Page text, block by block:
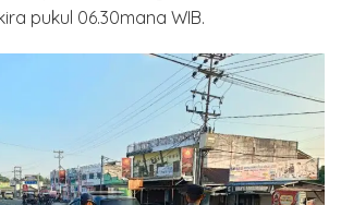
pukul 06.30mana WIB.